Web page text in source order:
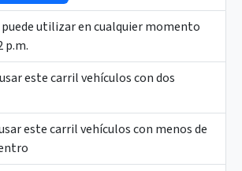
puede utilizar en cualquier momento
p.m.
este carril vehículos con dos
este carril vehículos con menos de